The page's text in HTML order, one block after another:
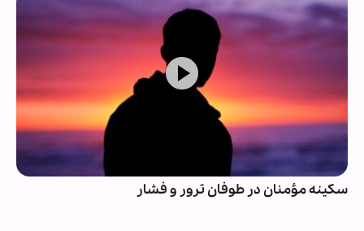
سکینه مؤمنان در طوفان ترور و فشار